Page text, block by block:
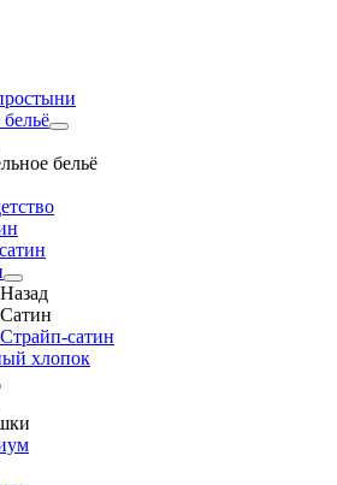
бельё
Назад
Сатин
Страйп-сатин
хлопок